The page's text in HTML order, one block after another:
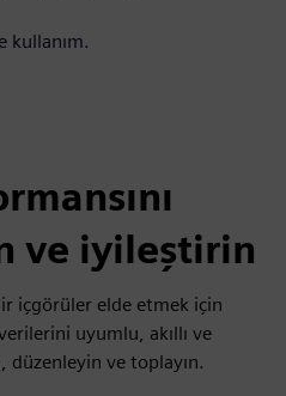
kullanım.
ve iyileştirin
içgörüler elde etmek için
uyumlu, akıllı ve
düzenleyin ve toplayın.